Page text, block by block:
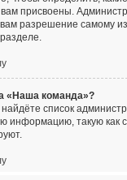
присвоены.
разрешение самому
«Наша команда»?
список
информацию, такую как